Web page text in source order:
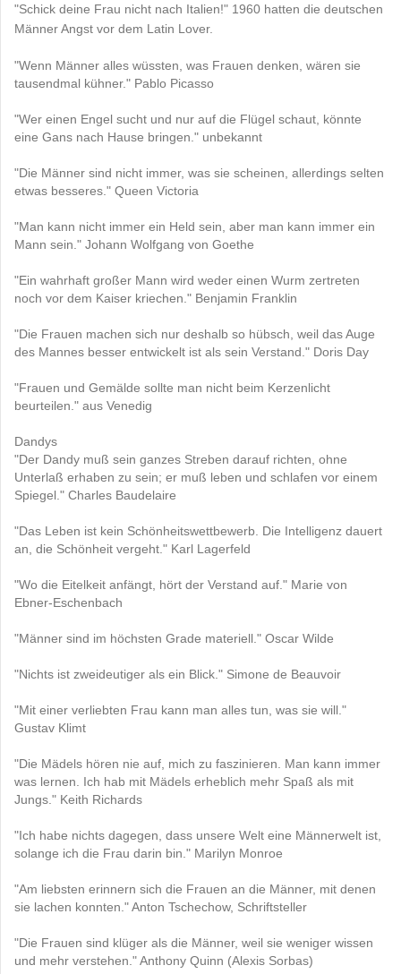
"Schick deine Frau nicht nach Italien!" 1960 hatten die deutschen
Männer Angst vor dem Latin Lover.
"Wenn Männer alles wüssten, was Frauen denken, wären sie
tausendmal kühner." Pablo Picasso
"Wer einen Engel sucht und nur auf die Flügel schaut, könnte
eine Gans nach Hause bringen." unbekannt
"Die Männer sind nicht immer, was sie scheinen, allerdings selten
etwas besseres." Queen Victoria
"Man kann nicht immer ein Held sein, aber man kann immer ein
Mann sein." Johann Wolfgang von Goethe
"Ein wahrhaft großer Mann wird weder einen Wurm zertreten
noch vor dem Kaiser kriechen." Benjamin Franklin
"Die Frauen machen sich nur deshalb so hübsch, weil das Auge
des Mannes besser entwickelt ist als sein Verstand." Doris Day
"Frauen und Gemälde sollte man nicht beim Kerzenlicht
beurteilen." aus Venedig
Dandys
"Der Dandy muß sein ganzes Streben darauf richten, ohne
Unterlaß erhaben zu sein; er muß leben und schlafen vor einem
Spiegel." Charles Baudelaire
"Das Leben ist kein Schönheitswettbewerb. Die Intelligenz dauert
an, die Schönheit vergeht." Karl Lagerfeld
"Wo die Eitelkeit anfängt, hört der Verstand auf." Marie von
Ebner-Eschenbach
"Männer sind im höchsten Grade materiell." Oscar Wilde
"Nichts ist zweideutiger als ein Blick." Simone de Beauvoir
"Mit einer verliebten Frau kann man alles tun, was sie will."
Gustav Klimt
"Die Mädels hören nie auf, mich zu faszinieren. Man kann immer
was lernen. Ich hab mit Mädels erheblich mehr Spaß als mit
Jungs." Keith Richards
"Ich habe nichts dagegen, dass unsere Welt eine Männerwelt ist,
solange ich die Frau darin bin." Marilyn Monroe
"Am liebsten erinnern sich die Frauen an die Männer, mit denen
sie lachen konnten." Anton Tschechow, Schriftsteller
"Die Frauen sind klüger als die Männer, weil sie weniger wissen
und mehr verstehen." Anthony Quinn (Alexis Sorbas)